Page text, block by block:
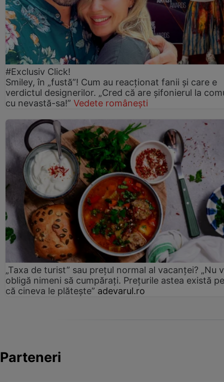
#Exclusiv Click!
Smiley, în „fustă”! Cum au reacționat fanii și care e
verdictul designerilor. „Cred că are șifonierul la
cu nevastă-sa!” Vedete românești
„Taxa de turist” sau prețul normal al vacanței? „Nu
obligă nimeni să cumpărați. Prețurile astea există
că cineva le plătește” adevarul.ro
Parteneri